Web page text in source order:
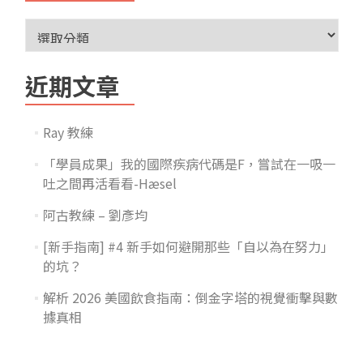
近期文章
Ray 教練
「學員成果」我的國際疾病代碼是F，嘗試在一吸一
吐之間再活看看-Hæsel
阿古教練 – 劉彥均
[新手指南] #4 新手如何避開那些「自以為在努力」
的坑？
解析 2026 美國飲食指南：倒金字塔的視覺衝擊與數
據真相